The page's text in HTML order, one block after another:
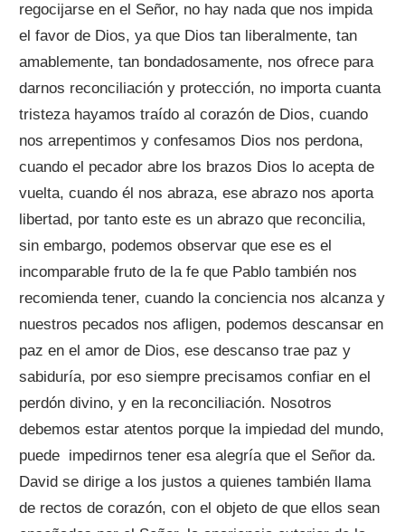
regocijarse en el Señor, no hay nada que nos impida
el favor de Dios, ya que Dios tan liberalmente, tan
amablemente, tan bondadosamente, nos ofrece para
darnos reconciliación y protección, no importa cuanta
tristeza hayamos traído al corazón de Dios, cuando
nos arrepentimos y confesamos Dios nos perdona,
cuando el pecador abre los brazos Dios lo acepta de
vuelta, cuando él nos abraza, ese abrazo nos aporta
libertad, por tanto este es un abrazo que reconcilia,
sin embargo, podemos observar que ese es el
incomparable fruto de la fe que Pablo también nos
recomienda tener, cuando la conciencia nos alcanza y
nuestros pecados nos afligen, podemos descansar en
paz en el amor de Dios, ese descanso trae paz y
sabiduría, por eso siempre precisamos confiar en el
perdón divino, y en la reconciliación. Nosotros
debemos estar atentos porque la impiedad del mundo,
puede impedirnos tener esa alegría que el Señor da.
David se dirige a los justos a quienes también llama
de rectos de corazón, con el objeto de que ellos sean